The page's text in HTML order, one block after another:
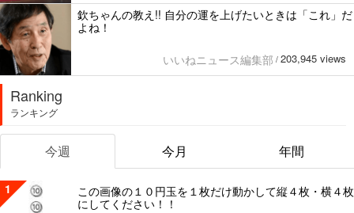
欽ちゃんの教え!! 自分の運を上げたいときは「これ」だ
よね！
いいねニュース編集部 / 203,945 views
Ranking
ランキング
今週 今月 年間
1
この画像の１０円玉を１枚だけ動かして縦４枚・横４枚
にしてください！！